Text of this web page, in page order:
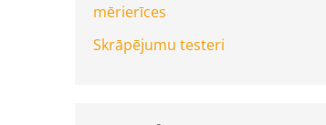
mērierīces
Skrāpējumu testeri